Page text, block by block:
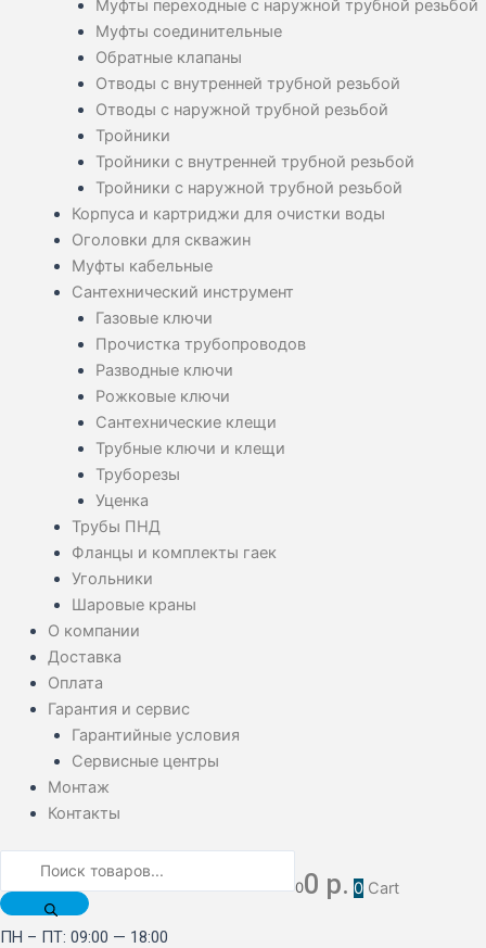
Муфты переходные с наружной трубной резьбой
Муфты соединительные
Обратные клапаны
Отводы с внутренней трубной резьбой
Отводы с наружной трубной резьбой
Тройники
Тройники с внутренней трубной резьбой
Тройники с наружной трубной резьбой
Корпуса и картриджи для очистки воды
Оголовки для скважин
Муфты кабельные
Сантехнический инструмент
Газовые ключи
Прочистка трубопроводов
Разводные ключи
Рожковые ключи
Сантехнические клещи
Трубные ключи и клещи
Труборезы
Уценка
Трубы ПНД
Фланцы и комплекты гаек
Угольники
Шаровые краны
О компании
Доставка
Оплата
Гарантия и сервис
Гарантийные условия
Сервисные центры
Монтаж
Контакты
00 р. 0 Cart
ПН – ПТ: 09:00 — 18:00